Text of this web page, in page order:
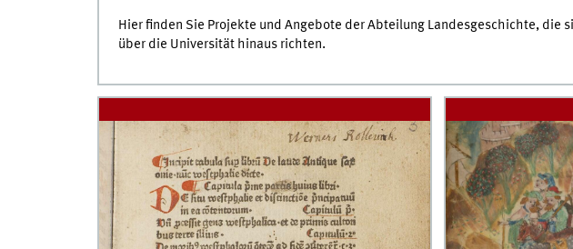
Hier finden Sie Projekte und Angebote der Abteilung Landesgeschichte, die
über die Universität hinaus richten.